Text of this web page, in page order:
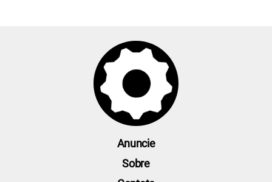
Anuncie
Sobre